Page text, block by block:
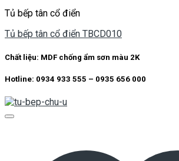
Tủ bếp tân cổ điển
Tủ bếp tân cổ điển TBCD010
Chất liệu: MDF chống ẩm sơn màu 2K
Hotline: 0934 933 555 – 0935 656 000